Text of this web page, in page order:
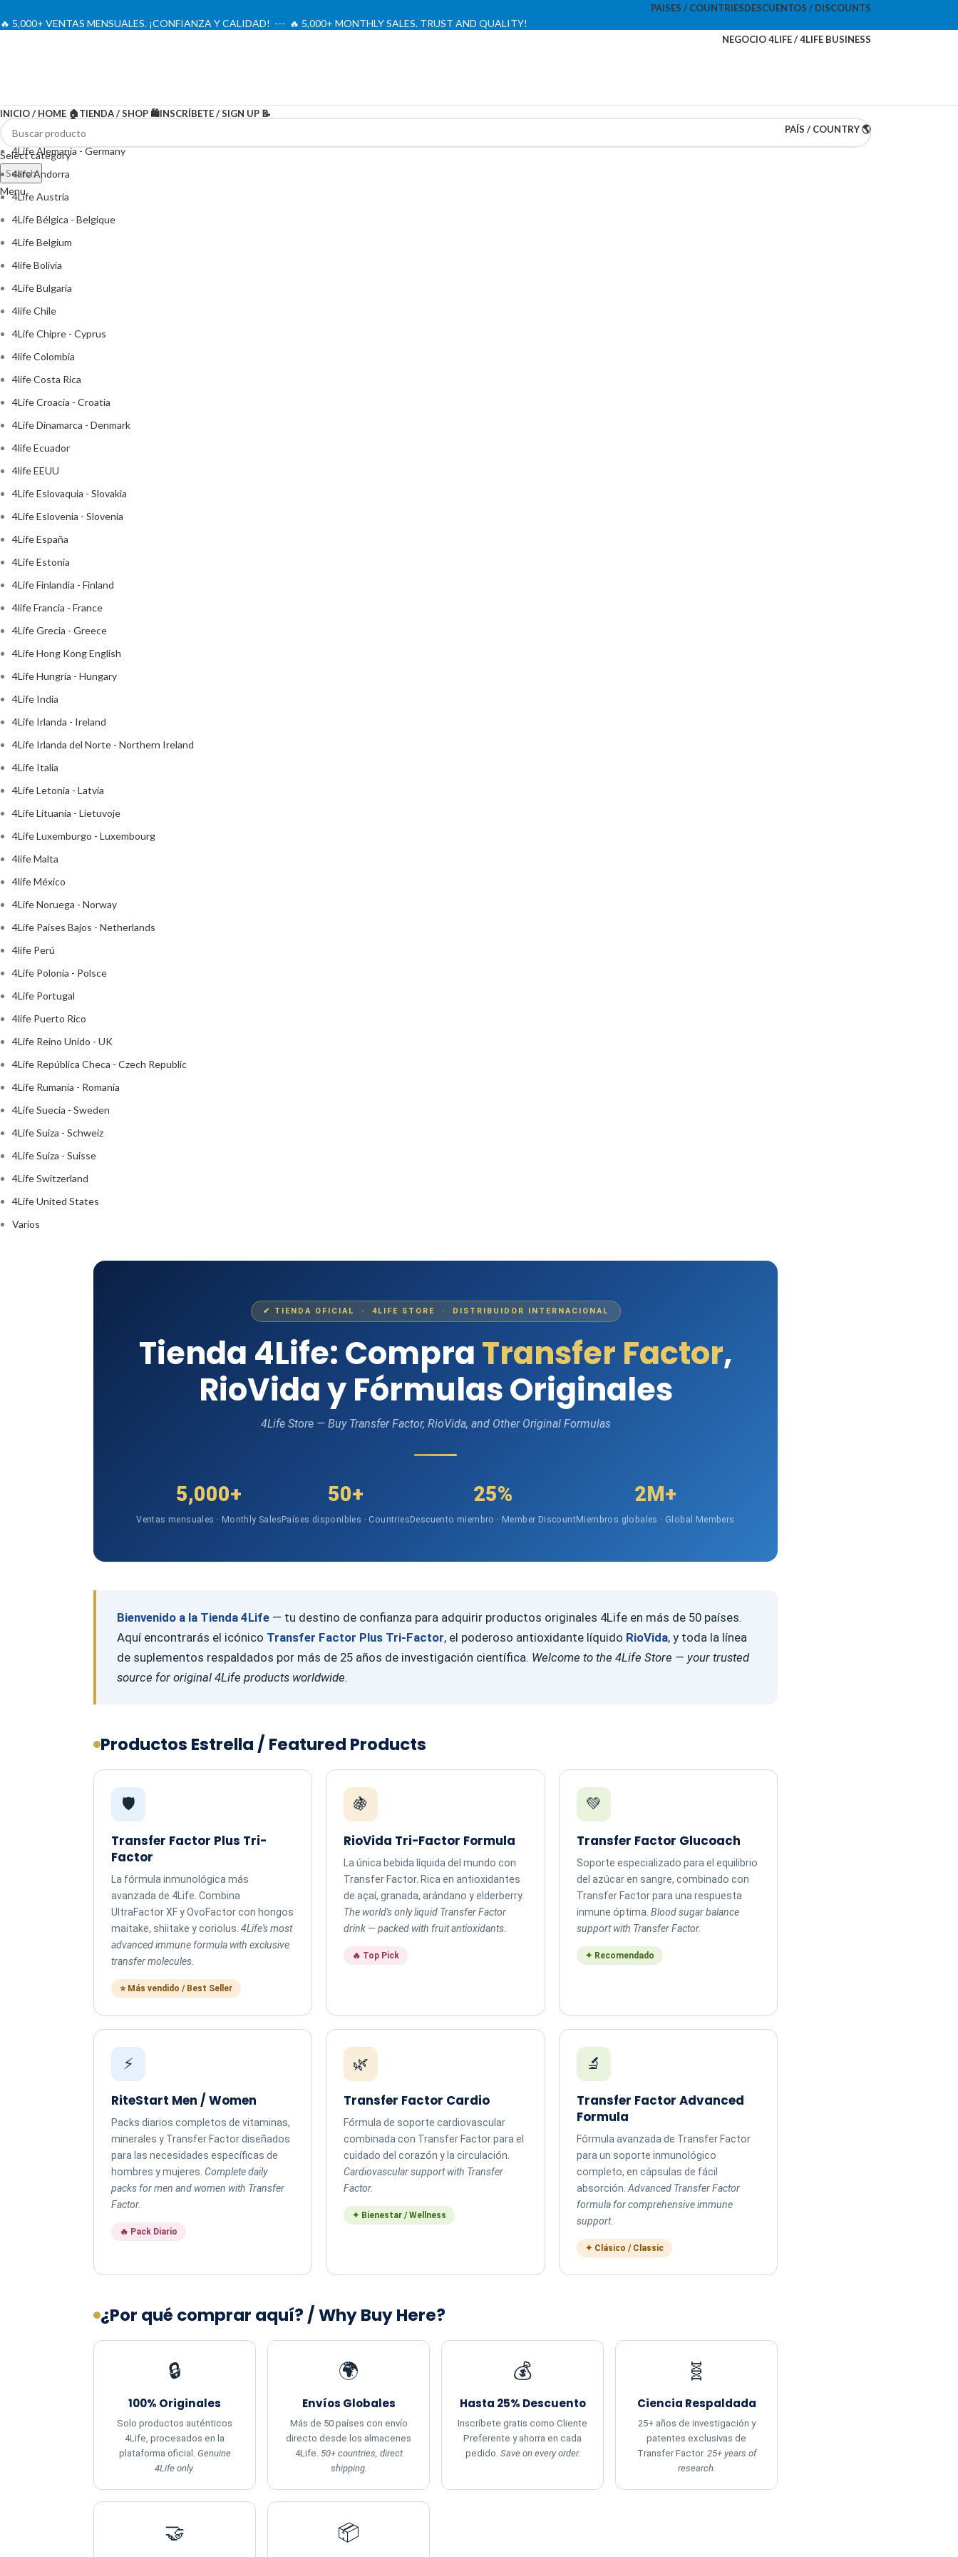
PAISES / COUNTRIESDESCUENTOS / DISCOUNTS
🔥 5,000+ VENTAS MENSUALES. ¡CONFIANZA Y CALIDAD! --- 🔥 5,000+ MONTHLY SALES. TRUST AND QUALITY!
NEGOCIO 4LIFE / 4LIFE BUSINESS
Select category
Search
Menu
INICIO / HOME 🏠TIENDA / SHOP 🛍️INSCRÍBETE / SIGN UP 📝
PAÍS / COUNTRY 🌎
4Life Alemania - Germany
4life Andorra
4Life Austria
4Life Bélgica - Belgique
4Life Belgium
4life Bolivia
4Life Bulgaria
4life Chile
4Life Chipre - Cyprus
4life Colombia
4life Costa Rica
4Life Croacia - Croatia
4Life Dinamarca - Denmark
4life Ecuador
4life EEUU
4Life Eslovaquia - Slovakia
4Life Eslovenia - Slovenia
4Life España
4Life Estonia
4Life Finlandia - Finland
4life Francia - France
4Life Grecia - Greece
4Life Hong Kong English
4Life Hungría - Hungary
4Life India
4Life Irlanda - Ireland
4Life Irlanda del Norte - Northern Ireland
4Life Italia
4Life Letonia - Latvia
4Life Lituania - Lietuvoje
4Life Luxemburgo - Luxembourg
4life Malta
4life México
4Life Noruega - Norway
4Life Paises Bajos - Netherlands
4life Perú
4Life Polonia - Polsce
4Life Portugal
4life Puerto Rico
4Life Reino Unido - UK
4Life República Checa - Czech Republic
4Life Rumania - Romania
4Life Suecia - Sweden
4Life Suiza - Schweiz
4Life Suiza - Suisse
4Life Switzerland
4Life United States
Varios
✔ TIENDA OFICIAL · 4LIFE STORE · DISTRIBUIDOR INTERNACIONAL
Tienda 4Life: Compra Transfer Factor,
RioVida y Fórmulas Originales
4Life Store — Buy Transfer Factor, RioVida, and Other Original Formulas
5,000+
Ventas mensuales · Monthly Sales
50+
Países disponibles · Countries
25%
Descuento miembro · Member Discount
2M+
Miembros globales · Global Members
Bienvenido a la Tienda 4Life— tu destino de confianza para adquirir productos originales 4Life en más de 50 países.
Aquí encontrarás el icónico Transfer Factor Plus Tri-Factor, el poderoso antioxidante líquido RioVida, y toda la línea
de suplementos respaldados por más de 25 años de investigación científica. Welcome to the 4Life Store — your trusted
source for original 4Life products worldwide.
Productos Estrella / Featured Products
🛡️
Transfer Factor Plus Tri-
Factor
La fórmula inmunológica más
avanzada de 4Life. Combina
UltraFactor XF y OvoFactor con hongos
maitake, shiitake y coriolus. 4Life's most
advanced immune formula with exclusive
transfer molecules.
⭐ Más vendido / Best Seller
🍇
RioVida Tri-Factor Formula
La única bebida líquida del mundo con
Transfer Factor. Rica en antioxidantes
de açaí, granada, arándano y elderberry.
The world's only liquid Transfer Factor
drink — packed with fruit antioxidants.
🔥 Top Pick
💚
Transfer Factor Glucoach
Soporte especializado para el equilibrio
del azúcar en sangre, combinado con
Transfer Factor para una respuesta
inmune óptima. Blood sugar balance
support with Transfer Factor.
✦ Recomendado
⚡
RiteStart Men / Women
Packs diarios completos de vitaminas,
minerales y Transfer Factor diseñados
para las necesidades específicas de
hombres y mujeres. Complete daily
packs for men and women with Transfer
Factor.
🔥 Pack Diario
🌿
Transfer Factor Cardio
Fórmula de soporte cardiovascular
combinada con Transfer Factor para el
cuidado del corazón y la circulación.
Cardiovascular support with Transfer
Factor.
✦ Bienestar / Wellness
🔬
Transfer Factor Advanced
Formula
Fórmula avanzada de Transfer Factor
para un soporte inmunológico
completo, en cápsulas de fácil
absorción. Advanced Transfer Factor
formula for comprehensive immune
support.
✦ Clásico / Classic
¿Por qué comprar aquí? / Why Buy Here?
🔒
100% Originales
Solo productos auténticos
4Life, procesados en la
plataforma oficial. Genuine
4Life only.
🌍
Envíos Globales
Más de 50 países con envío
directo desde los almacenes
4Life. 50+ countries, direct
shipping.
💰
Hasta 25% Descuento
Inscríbete gratis como Cliente
Preferente y ahorra en cada
pedido. Save on every order.
🧬
Ciencia Respaldada
25+ años de investigación y
patentes exclusivas de
Transfer Factor. 25+ years of
research.
🤝 📦